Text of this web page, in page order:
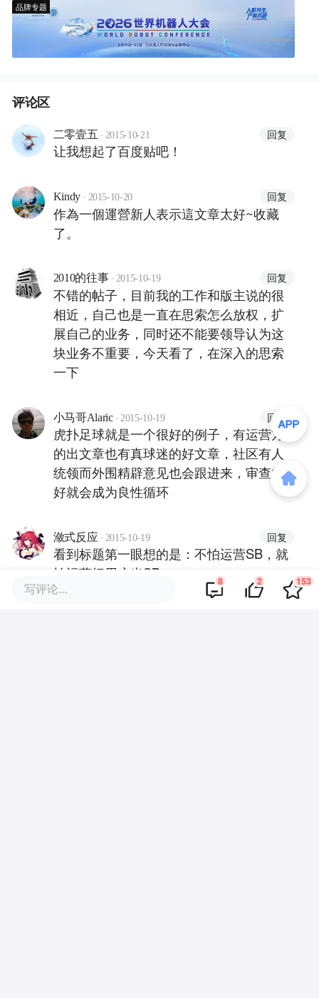
品牌专题
评论区
二零壹五 · 2015-10-21 回复
让我想起了百度贴吧！
Kindy · 2015-10-20 回复
作為一個運營新人表示這文章太好~收藏
了。
2010的往事 · 2015-10-19 回复
不错的帖子，目前我的工作和版主说的很
相近，自己也是一直在思索怎么放权，扩
展自己的业务，同时还不能要领导认为这
块业务不重要，今天看了，在深入的思索
一下
小马哥Alaric · 2015-10-19 回复
虎扑足球就是一个很好的例子，有运营方
的出文章也有真球迷的好文章，社区有人
统领而外围精辟意见也会跟进来，审查得
好就会成为良性循环
潋式反应 · 2015-10-19 回复
看到标题第一眼想的是：不怕运营SB，就
怕运营把用户当SB
写评论... 8 2 153